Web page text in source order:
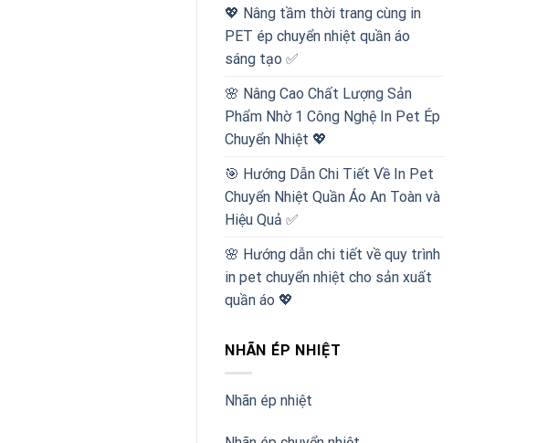
💖 Nâng tầm thời trang cùng in
PET ép chuyển nhiệt quần áo
sáng tạo ✅
🌸 Nâng Cao Chất Lượng Sản
Phẩm Nhờ 1 Công Nghệ In Pet Ép
Chuyển Nhiệt 💖
🎯 Hướng Dẫn Chi Tiết Về In Pet
Chuyển Nhiệt Quần Áo An Toàn và
Hiệu Quả ✅
🌸 Hướng dẫn chi tiết về quy trình
in pet chuyển nhiệt cho sản xuất
quần áo 💖
NHÃN ÉP NHIỆT
Nhãn ép nhiệt